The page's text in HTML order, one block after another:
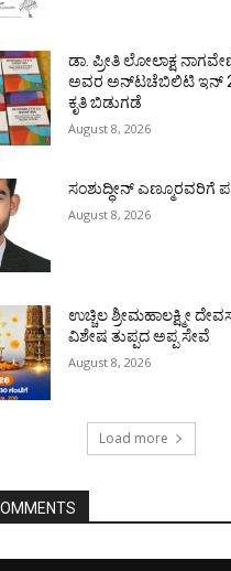
ಡಾ. ಪ್ರೀತಿ ಲೋಲಾಕ್ಷ
ಅವರ ಅನ್‌ಟಚೆಬಿಲಿಟಿ ಇನ್
ಕೃತಿ ಬಿಡುಗಡೆ
August 8, 2026
ಸಂಶುದ್ಧೀನ್ ಎಣ್ಮೂರವರಿಗೆ
August 8, 2026
ಉಚ್ಚಿಲ ಶ್ರೀಮಹಾಲಕ್ಷ್ಮೀ
ವಿಶೇಷ ತುಪ್ಪದ ಅಪ್ಪ ಸೇವೆ
August 8, 2026
Load more